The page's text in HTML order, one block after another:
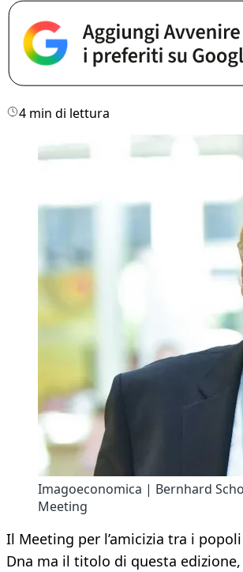
4 min di lettura
Imagoeconomica | Bernhard
Meeting
Il Meeting per l’amicizia tra i
Dna ma il titolo di questa edizione,